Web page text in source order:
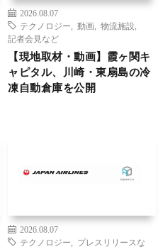
2026.08.07
テクノロジー
動画 物流施設
記者会見など
【現地取材・動画】霞ヶ関キ
ャピタル、川崎・東扇島の冷
凍自動倉庫を公開
2026.08.07
テクノロジー
プレスリリースな